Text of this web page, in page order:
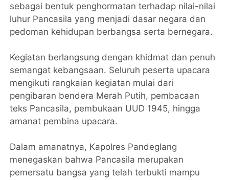
sebagai bentuk penghormatan terhadap nilai-nilai
luhur Pancasila yang menjadi dasar negara dan
pedoman kehidupan berbangsa serta bernegara.
Kegiatan berlangsung dengan khidmat dan penuh
semangat kebangsaan. Seluruh peserta upacara
mengikuti rangkaian kegiatan mulai dari
pengibaran bendera Merah Putih, pembacaan
teks Pancasila, pembukaan UUD 1945, hingga
amanat pembina upacara.
Dalam amanatnya, Kapolres Pandeglang
menegaskan bahwa Pancasila merupakan
pemersatu bangsa yang telah terbukti mampu